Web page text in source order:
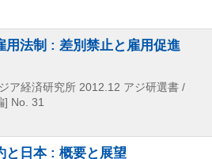
用法制 : 差別禁止と雇用促進
ア経済研究所 2012.12 アジ研選書 /
] No. 31
と日本 : 概要と展望